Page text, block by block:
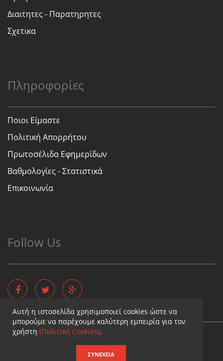
Διαιτητες - Παρατηρητες
Σχετικα
Πληροφορίες
Ποιοι Είμαστε
Πολιτική Απορρήτου
Πρωτοσέλιδα Εφημερίδων
Βαθμολογίες - Στατιστικά
Επικοινωνία
Follow Us
Copyright © - Diaititis.gr - All Rights Reserved.
Σχεδιασμός & κατασκευή ιστοσελίδων
Αυτή η ιστοσελίδα χρησιμοποιεί cookies ώστε να
μπορούμε να παρέχουμε καλύτερη εμπειρία για τον
χρήστη (Πολιτική Cookies).
ΣΥΝΈΧΕΙΑ